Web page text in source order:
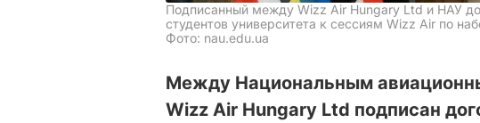
Подписанный между Wizz Air Hungary Ltd и НАУ
студентов университета к сессиям Wizz Air по
Фото: nau.edu.ua
Между Национальным
Wizz Air Hungary Ltd подписан